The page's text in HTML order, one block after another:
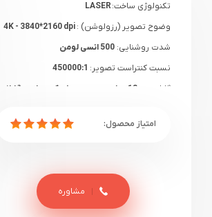
تکنولوژی ساخت:LASER
وضوح تصویر (رزولوشن) :
شدت روشنایی: 500 انسی لومن
نسبت کنتراست تصویر:
گارانتی:
18 ماهه دیتوس+ یک هفته گارانتی
مشاوره